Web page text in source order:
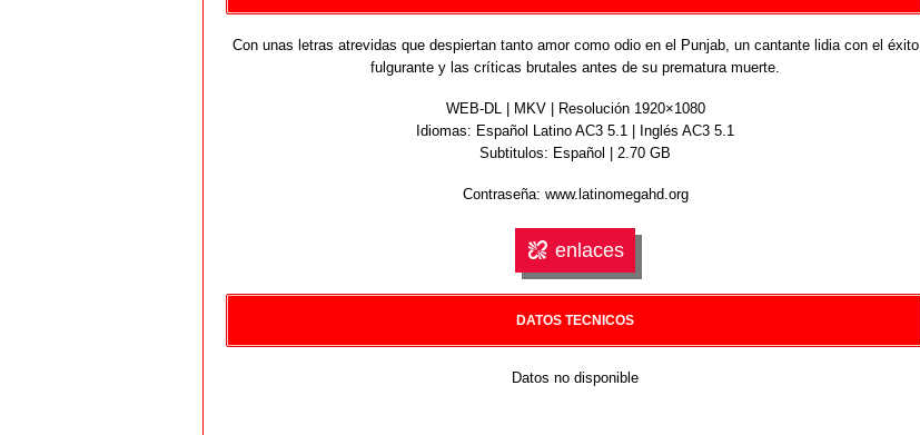
Con unas letras atrevidas que despiertan tanto amor como odio en el Punjab, un cantante lidia con el éxito
fulgurante y las críticas brutales antes de su prematura muerte.
WEB-DL | MKV | Resolución 1920×1080
Idiomas: Español Latino AC3 5.1 | Inglés AC3 5.1
Subtitulos: Español | 2.70 GB
Contraseña: www.latinomegahd.org
enlaces
DATOS TECNICOS
Datos no disponible